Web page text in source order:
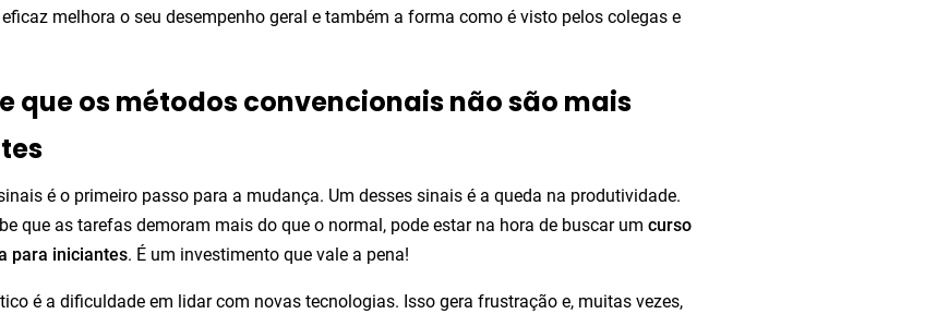
melhora o seu desempenho geral e também a forma como é visto pelos colegas e
que os métodos convencionais não são mais
é o primeiro passo para a mudança. Um desses sinais é a queda na produtividade.
que as tarefas demoram mais do que o normal, pode estar na hora de buscar um curso
para iniciantes. É um investimento que vale a pena!
é a dificuldade em lidar com novas tecnologias. Isso gera frustração e, muitas vezes,